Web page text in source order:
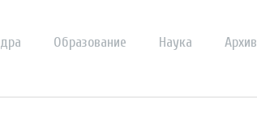
Образование Наука Архив